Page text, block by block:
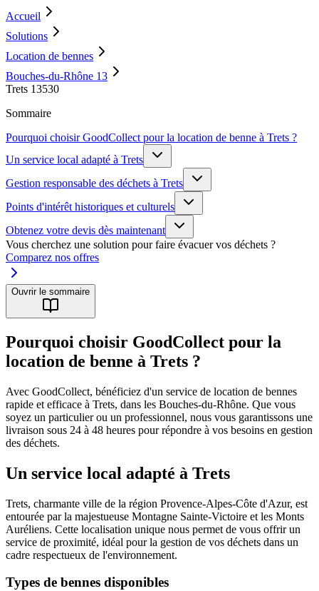
Accueil
Solutions
Location de bennes
Bouches-du-Rhône 13
Trets 13530
Sommaire
Pourquoi choisir GoodCollect pour la location de benne à Trets ?
Un service local adapté à Trets
Gestion responsable des déchets à Trets
Points d'intérêt historiques et culturels
Obtenez votre devis dès maintenant
Vous cherchez une solution pour faire évacuer vos déchets ?
Comparez nos offres
Ouvrir le sommaire
Pourquoi choisir GoodCollect pour la
location de benne à Trets ?
Avec GoodCollect, bénéficiez d'un service de location de bennes
rapide et efficace à Trets, dans les Bouches-du-Rhône. Que vous
soyez un particulier ou un professionnel, nous vous garantissons une
livraison sous 24 à 48 heures pour répondre à vos besoins en gestion
des déchets.
Un service local adapté à Trets
Trets, charmante ville de la région Provence-Alpes-Côte d'Azur, est
entourée par la majestueuse Montagne Sainte-Victoire et les Monts
Auréliens. Cette localisation unique nous permet de vous offrir un
service de proximité, idéal pour la gestion de vos déchets dans un
cadre respectueux de l'environnement.
Types de bennes disponibles